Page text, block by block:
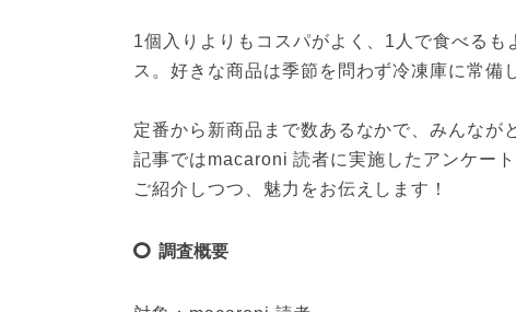
1個入りよりもコスパがよく、1人で食べる
ス。好きな商品は季節を問わず冷凍庫に常備
定番から新商品まで数あるなかで、みんなが
記事ではmacaroni 読者に実施したアンケー
ご紹介しつつ、魅力をお伝えします！
調査概要